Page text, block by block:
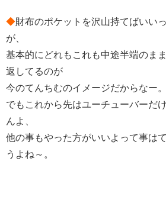
◆財布のポケットを沢山持てばいい
が、
基本的にどれもこれも中途半端のま
返してるのが
今のてんちむのイメージだからなー。
でもこれから先はユーチューバーだ
んよ、
他の事もやった方がいいよって事は
うよね～。